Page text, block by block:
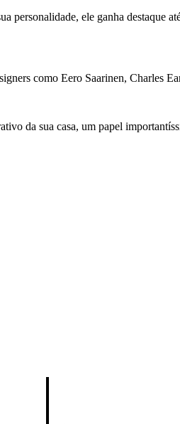
personalidade, ele ganha destaque
como Eero Saarinen, Charles
da sua casa, um papel